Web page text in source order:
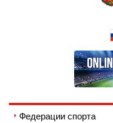
Федерации спорта